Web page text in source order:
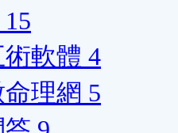
15
軟體 4
理網 5